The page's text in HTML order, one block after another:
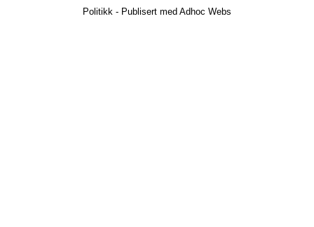
Politikk - Publisert med Adhoc Webs